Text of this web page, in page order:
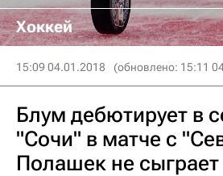
Хоккей
15:09 04.01.2018 (обновлено: 15:11
Блум дебютирует в
"Сочи" в матче с
Полашек не сыграет